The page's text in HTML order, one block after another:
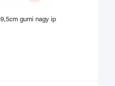
gumi nagy ip